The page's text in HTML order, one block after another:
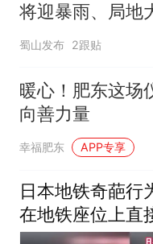
将迎暴雨、局地
蜀山发布 2跟贴
暖心！肥东这场
向善力量
幸福肥东 APP专享
日本地铁奇葩行
在地铁座位上直